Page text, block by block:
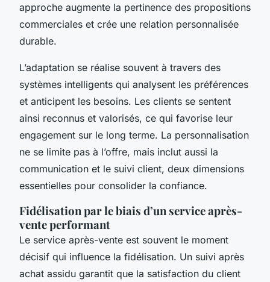
approche augmente la pertinence des propositions
commerciales et crée une relation personnalisée
durable.
L’adaptation se réalise souvent à travers des
systèmes intelligents qui analysent les préférences
et anticipent les besoins. Les clients se sentent
ainsi reconnus et valorisés, ce qui favorise leur
engagement sur le long terme. La personnalisation
ne se limite pas à l’offre, mais inclut aussi la
communication et le suivi client, deux dimensions
essentielles pour consolider la confiance.
Fidélisation par le biais d’un service après-
vente performant
Le service après-vente est souvent le moment
décisif qui influence la fidélisation. Un suivi après
achat assidu garantit que la satisfaction du client